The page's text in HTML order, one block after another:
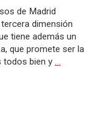
de Madrid
dimensión
tiene además un
que promete ser la
todos bien y …